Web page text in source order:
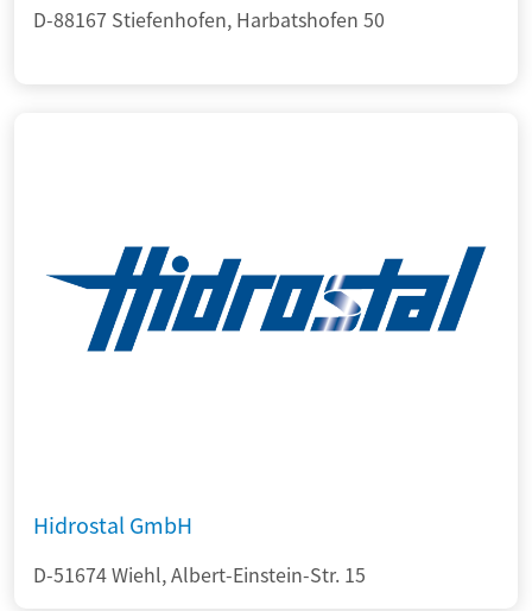
D-88167 Stiefenhofen, Harbatshofen 50
Hidrostal GmbH
D-51674 Wiehl, Albert-Einstein-Str. 15